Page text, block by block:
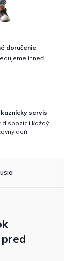
doručenie
ihneď.
servis
dispozícii každý
deň.